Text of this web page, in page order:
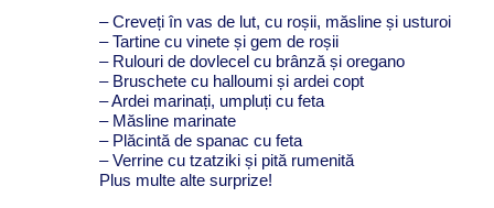
– Creveți în vas de lut, cu roșii, măsline și usturoi
– Tartine cu vinete și gem de roșii
– Rulouri de dovlecel cu brânză și oregano
– Bruschete cu halloumi și ardei copt
– Ardei marinați, umpluți cu feta
– Măsline marinate
– Plăcintă de spanac cu feta
– Verrine cu tzatziki și pită rumenită
Plus multe alte surprize!